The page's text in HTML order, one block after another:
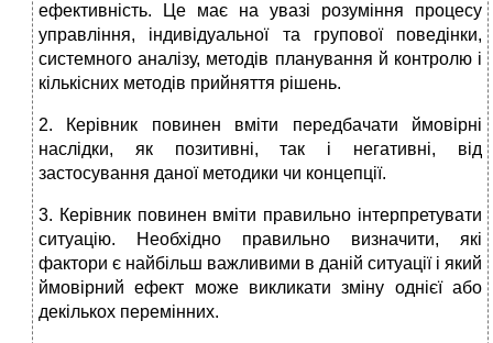
ефективність. Це має на увазі розуміння процесу
управління, індивідуальної та групової поведінки,
системного аналізу, методів планування й контролю і
кількісних методів прийняття рішень.
2. Керівник повинен вміти передбачати ймовірні
наслідки, як позитивні, так і негативні, від
застосування даної методики чи концепції.
3. Керівник повинен вміти правильно інтерпретувати
ситуацію. Необхідно правильно визначити, які
фактори є найбільш важливими в даній ситуації і який
ймовірний ефект може викликати зміну однієї або
декількох перемінних.